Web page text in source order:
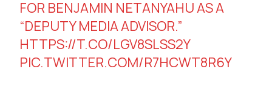
FOR BENJAMIN NETANYAHU AS A
“DEPUTY MEDIA ADVISOR.”
HTTPS://T.CO/LGV8SLSS2Y
PIC.TWITTER.COM/R7HCWT8R6Y